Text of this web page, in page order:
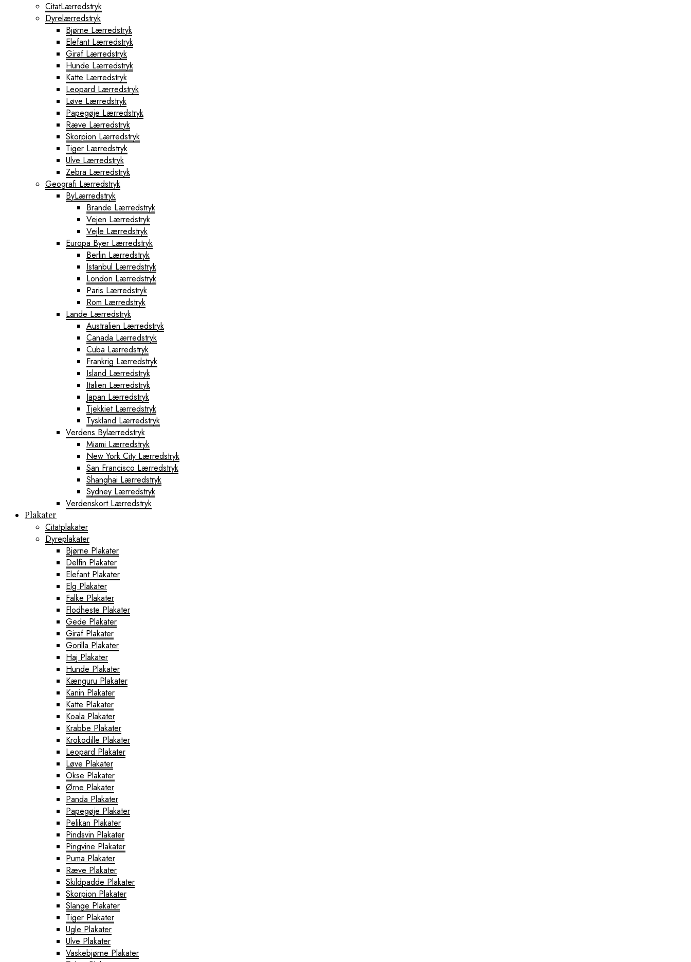
CitatLærredstryk
Dyrelærredstryk
Bjørne Lærredstryk
Elefant Lærredstryk
Giraf Lærredstryk
Hunde Lærredstryk
Katte Lærredstryk
Leopard Lærredstryk
Løve Lærredstryk
Papegøje Lærredstryk
Ræve Lærredstryk
Skorpion Lærredstryk
Tiger Lærredstryk
Ulve Lærredstryk
Zebra Lærredstryk
Geografi Lærredstryk
ByLærredstryk
Brande Lærredstryk
Vejen Lærredstryk
Vejle Lærredstryk
Europa Byer Lærredstryk
Berlin Lærredstryk
Istanbul Lærredstryk
London Lærredstryk
Paris Lærredstryk
Rom Lærredstryk
Lande Lærredstryk
Australien Lærredstryk
Canada Lærredstryk
Cuba Lærredstryk
Frankrig Lærredstryk
Island Lærredstryk
Italien Lærredstryk
Japan Lærredstryk
Tjekkiet Lærredstryk
Tyskland Lærredstryk
Verdens Bylærredstryk
Miami Lærredstryk
New York City Lærredstryk
San Francisco Lærredstryk
Shanghai Lærredstryk
Sydney Lærredstryk
Verdenskort Lærredstryk
Plakater
Citatplakater
Dyreplakater
Bjørne Plakater
Delfin Plakater
Elefant Plakater
Elg Plakater
Falke Plakater
Flodheste Plakater
Gede Plakater
Giraf Plakater
Gorilla Plakater
Haj Plakater
Hunde Plakater
Kænguru Plakater
Kanin Plakater
Katte Plakater
Koala Plakater
Krabbe Plakater
Krokodille Plakater
Leopard Plakater
Løve Plakater
Okse Plakater
Ørne Plakater
Panda Plakater
Papegøje Plakater
Pelikan Plakater
Pindsvin Plakater
Pingvine Plakater
Puma Plakater
Ræve Plakater
Skildpadde Plakater
Skorpion Plakater
Slange Plakater
Tiger Plakater
Ugle Plakater
Ulve Plakater
Vaskebjørne Plakater